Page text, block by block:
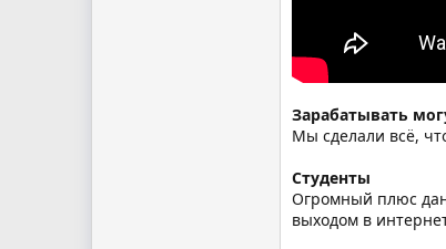
Зарабатывать
Мы сделали всё,
Студенты
Огромный плюс
выходом в